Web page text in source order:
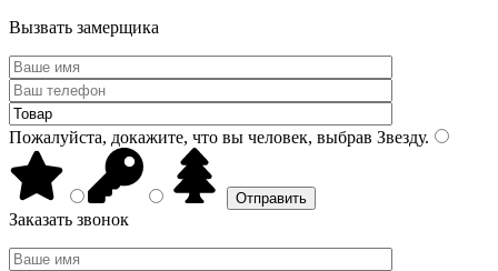
Вызвать замерщика
Пожалуйста, докажите, что вы человек, выбрав Звезду.
Заказать звонок